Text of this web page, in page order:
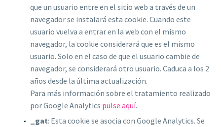
que un usuario entre en el sitio web a través de un
navegador se instalará esta cookie. Cuando este
usuario vuelva a entrar en la web con el mismo
navegador, la cookie considerará que es el mismo
usuario. Solo en el caso de que el usuario cambie de
navegador, se considerará otro usuario. Caduca a los 2
años desde la última actualización.
Para más información sobre el tratamiento realizado
por Google Analytics pulse aquí.
_gat: Esta cookie se asocia con Google Analytics. Se